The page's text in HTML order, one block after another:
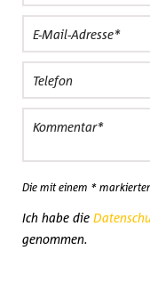
Die mit einem *
Ich habe die
genommen.